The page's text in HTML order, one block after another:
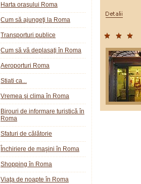
Harta oraşului Roma
Cum să ajungeţi la Roma
Transporturi publice
Cum să vă deplasaţi în Roma
Aeroporturi Roma
Stiati ca...
Vremea şi clima în Roma
Birouri de informare turistică în
Roma
Sfaturi de călătorie
Închiriere de maşini în Roma
Shopping în Roma
Viaţa de noapte în Roma